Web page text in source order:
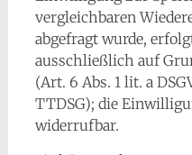
vergleichbaren
abgefragt wurde,
ausschließlich auf
(Art. 6 Abs. 1 lit. a
TTDSG); die
widerrufbar.